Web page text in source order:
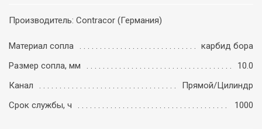
Производитель: Contracor (Германия)
Материал сопла
карбид бора
Размер сопла, мм
10.0
Канал
Прямой/Цилиндр
Срок службы, ч
1000